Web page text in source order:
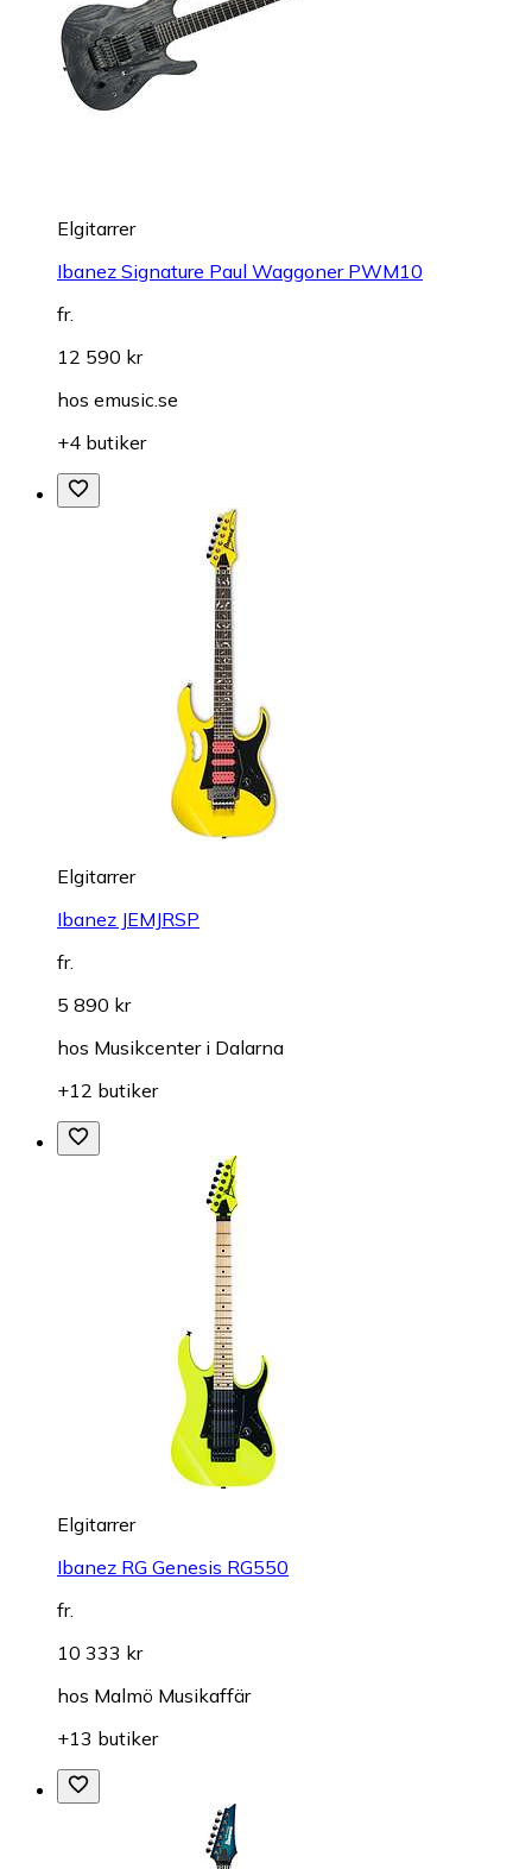
Elgitarrer
Ibanez Signature Paul Waggoner PWM10
fr.
12 590 kr
hos emusic.se
+4 butiker
Elgitarrer
Ibanez JEMJRSP
fr.
5 890 kr
hos Musikcenter i Dalarna
+12 butiker
Elgitarrer
Ibanez RG Genesis RG550
fr.
10 333 kr
hos Malmö Musikaffär
+13 butiker